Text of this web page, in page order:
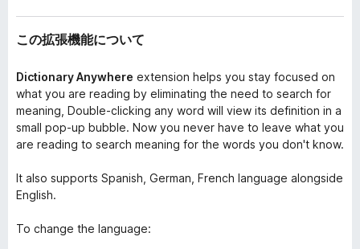
この拡張機能について
Dictionary Anywhere extension helps you stay focused on
what you are reading by eliminating the need to search for
meaning, Double-clicking any word will view its definition in a
small pop-up bubble. Now you never have to leave what you
are reading to search meaning for the words you don't know.
It also supports Spanish, German, French language alongside
English.
To change the language: